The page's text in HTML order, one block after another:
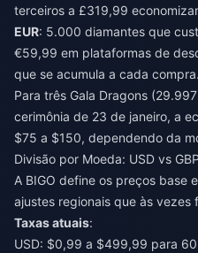
terceiros a £319,99
EUR: 5.000 diamantes que
€59,99 em plataformas de
que se acumula a cada compra.
Para três Gala Dragons
cerimônia de 23 de janeiro, a
$75 a $150, dependendo da
Divisão por Moeda: USD vs
A BIGO define os preços base
ajustes regionais que às
Taxas atuais:
USD: $0,99 a $499,99 para